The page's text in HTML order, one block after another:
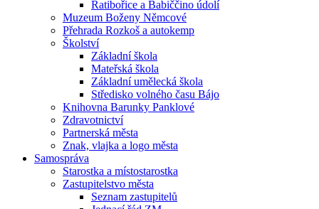
Ratibořice a Babiččino údolí
Muzeum Boženy Němcové
Přehrada Rozkoš a autokemp
Školství
Základní škola
Mateřská škola
Základní umělecká škola
Středisko volného času Bájo
Knihovna Barunky Panklové
Zdravotnictví
Partnerská města
Znak, vlajka a logo města
Samospráva
Starostka a místostarostka
Zastupitelstvo města
Seznam zastupitelů